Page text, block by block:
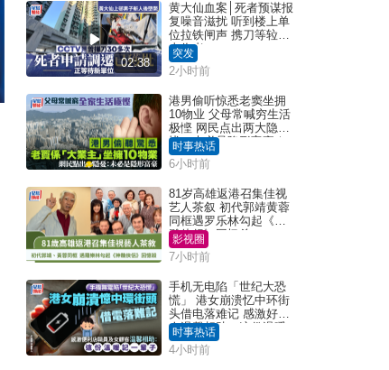
02:38
黄大仙血案│死者预谋报
复噪音滋扰 听到楼上单
位拉铁闸声 携刀等䢂伏
击伤者
突发
2小时前
港男偷听惊悉老窦坐拥
10物业 父母常喊穷生活
极悭 网民点出两大隐
忧：未必是隐形富豪｜
Juicy叮
时事热话
6小时前
81岁高雄返港召集佳视
艺人茶叙 初代郭靖黄蓉
同框遇罗乐林勾起《神
雕侠侣》回忆杀
影视圈
7小时前
手机无电陷「世纪大恐
慌」 港女崩溃忆中环街
头借电落难记 感激好心
人温馨相助：这份温暖
记一辈子｜Juicy叮
时事热话
4小时前